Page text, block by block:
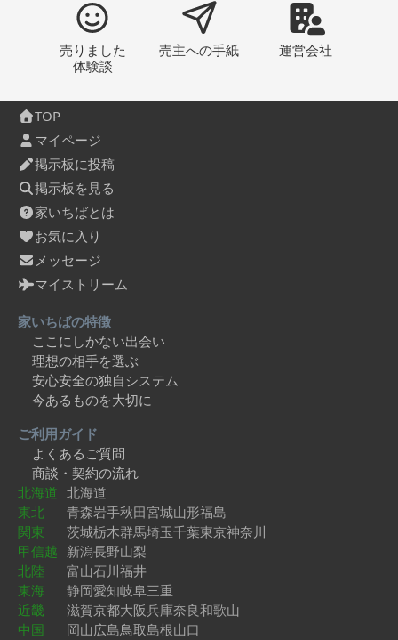
売りました
体験談
売主への手紙 運営会社
TOP
マイページ
掲示板に投稿
掲示板を見る
家いちばとは
お気に入り
メッセージ
マイストリーム
家いちばの特徴
ここにしかない出会い
理想の相手を選ぶ
安心安全の独自システム
今あるものを大切に
ご利用ガイド
よくあるご質問
商談・契約の流れ
北海道 北海道
東北
青森岩手秋田宮城山形福島
関東
茨城栃木群馬埼玉千葉東京神奈川
甲信越 新潟長野山梨
北陸
富山石川福井
東海
静岡愛知岐阜三重
近畿
滋賀京都大阪兵庫奈良和歌山
中国
岡山広島鳥取島根山口